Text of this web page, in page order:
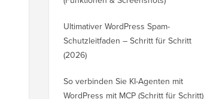
Ultimativer WordPress Spam-
Schutzleitfaden – Schritt für Schritt
(2026)
So verbinden Sie KI-Agenten mit
WordPress mit MCP (Schritt für Schritt)